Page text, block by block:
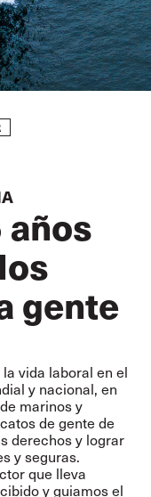
gente
vida laboral en el
y nacional, en
marinos y
de gente de
derechos y lograr
y seguras.
que lleva
y guiamos el